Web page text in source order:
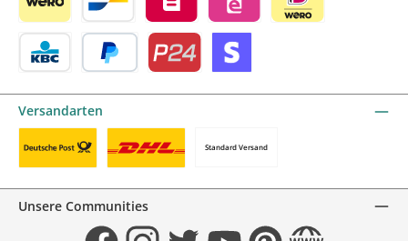
Wero Bancontact by mollie
Belfius by mollieeps by mollie
Versandarten
Standard Versand
Unsere Communities